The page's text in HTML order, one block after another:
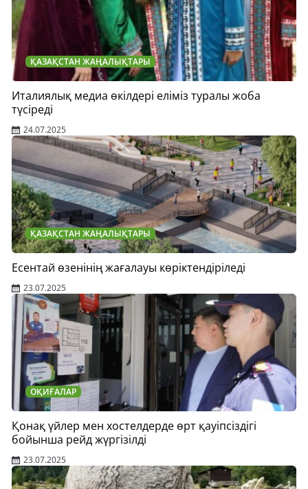
ҚАЗАҚСТАН ЖАҢАЛЫҚТАРЫ
Италиялық медиа өкілдері еліміз туралы жоба
түсіреді
24.07.2025
ҚАЗАҚСТАН ЖАҢАЛЫҚТАРЫ
Есентай өзенінің жағалауы көріктендіріледі
23.07.2025
ОҚИҒАЛАР
Қонақ үйлер мен хостелдерде өрт қауіпсіздігі
бойынша рейд жүргізілді
23.07.2025